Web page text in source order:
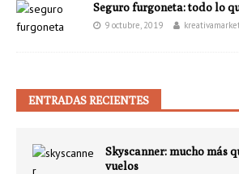
Seguro furgoneta: todo lo
9 octubre, 2019
ENTRADAS RECIENTES
Skyscanner: mucho más
vuelos